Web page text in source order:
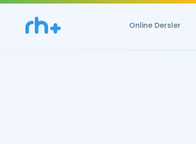
Online Dersler